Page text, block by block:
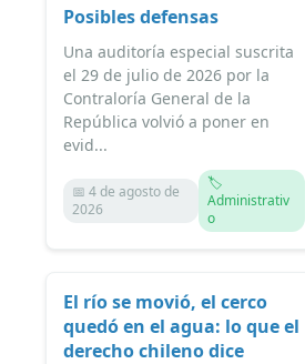
Posibles defensas
Una auditoría especial suscrita
el 29 de julio de 2026 por la
Contraloría General de la
República volvió a poner en
evid...
📅 4 de agosto de
2026
🏷️
Administrativ
o
El río se movió, el cerco
quedó en el agua: lo que el
derecho chileno dice